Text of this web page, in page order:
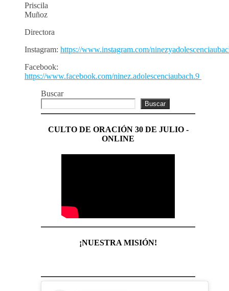
Priscila
Muñoz
Directora
Instagram: https://www.instagram.com/
Facebook:
https://www.facebook.com/ninez.adolescenciaubach.9
Buscar
Buscar
CULTO DE ORACIÓN 30 DE JULIO -
ONLINE
¡NUESTRA MISIÓN!